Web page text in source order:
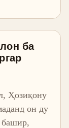
ба
Ҳозиқону
он ду